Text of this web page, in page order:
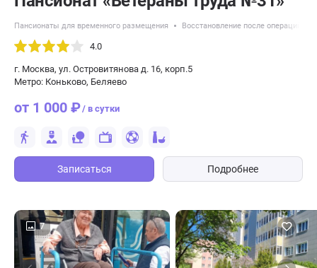
Пансионаты для временного размещения Восстановление после операций
4.0
г. Москва, ул. Островитянова д. 16, корп.5
Метро: Коньково, Беляево
от 1 000 ₽/ в сутки
Записаться Подробнее
7